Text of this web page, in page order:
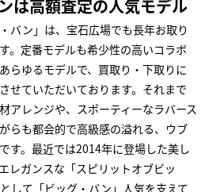
は高額査定の人気モデル
バン」は、宝石広場でも長年お取り
。定番モデルも希少性の高いコラボ
らゆるモデルで、買取り・下取りに
せていただいております。それまで
アレンジや、スポーティーなラバース
らも都会的で高級感の溢れる、ウブ
す。最近では2014年に登場した美し
レガンスな「スピリットオブビッ
して「ビッグ・バン」人気を支えて